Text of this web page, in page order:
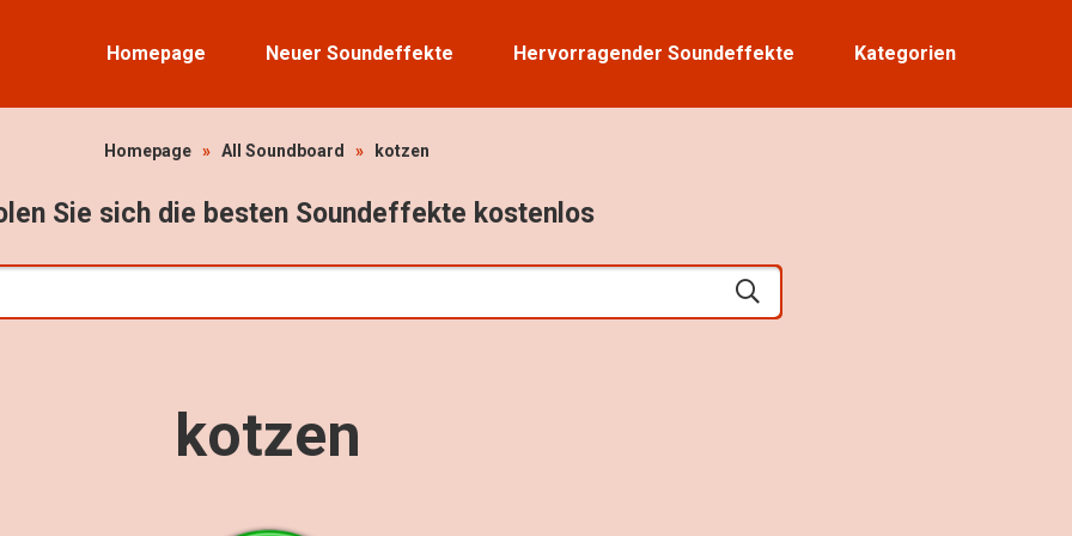
Homepage Neuer Soundeffekte Hervorragender Soundeffekte Kategorien
Homepage » All Soundboard » kotzen
Sie sich die besten Soundeffekte kostenlos
kotzen